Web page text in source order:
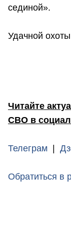
сединой».
Удачной
Читайте
СВО в
Телеграм |
Обратиться в